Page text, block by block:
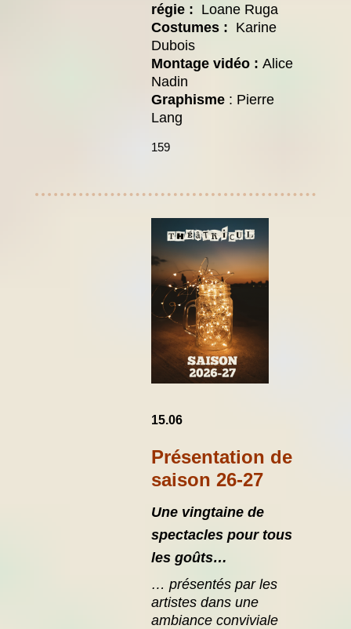
régie : Loane Ruga
Costumes : Karine
Dubois
Montage vidéo : Alice
Nadin
Graphisme : Pierre
Lang
159
15.06
Présentation de
saison 26-27
Une vingtaine de
spectacles pour tous
les goûts…
… présentés par les
artistes dans une
ambiance conviviale